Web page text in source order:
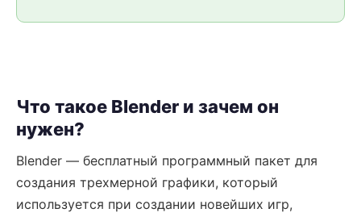
Что такое Blender и зачем он
нужен?
Blender — бесплатный программный пакет для
создания трехмерной графики, который
используется при создании новейших игр,